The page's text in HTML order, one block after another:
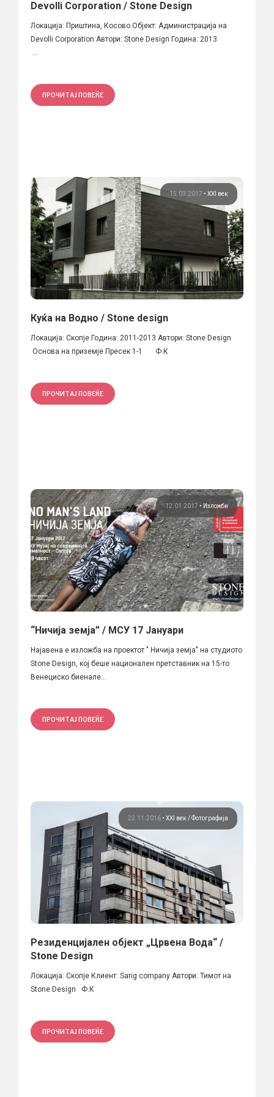
Devolli Corporation / Stone Design
Локација: Приштина, Косово Објект: Администрација на
Devolli Corporation Автори: Stone Design Година: 2013
...
ПРОЧИТАЈ ПОВЕЌЕ
15.03.2017 • XXI век
Куќа на Водно / Stone design
Локација: Скопје Година: 2011-2013 Автори: Stone Design
Основа на приземје Пресек 1-1 Ф.К
ПРОЧИТАЈ ПОВЕЌЕ
12.01.2017 • Изложби
“Ничија земја” / МСУ 17 Јануари
Најавена е изложба на проектот " Ничија земја" на студиото
Stone Design, кој беше национален претставник на 15-то
Венециско биенале...
ПРОЧИТАЈ ПОВЕЌЕ
22.11.2016 • XXI век Фотографија
Резиденцијален објект „Црвена Вода“ /
Stone Design
Локација: Скопје Клиент: Sarig company Автори: Тимот на
Stone Design Ф.К
ПРОЧИТАЈ ПОВЕЌЕ